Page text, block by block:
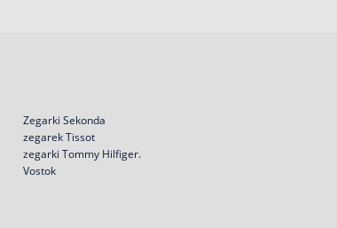
Zegarki Sekonda
zegarek Tissot
zegarki Tommy Hilfiger.
Vostok